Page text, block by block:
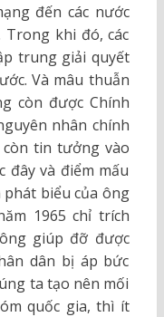
đến các nước
Trong khi đó, các
trung giải quyết
Và mâu thuẫn
còn được Chính
nhân chính
còn tin tưởng vào
đây và điểm mấu
phát biểu của ông
1965 chỉ trích
giúp đỡ được
dân bị áp bức
ta tạo nên mối
quốc gia, thì ít